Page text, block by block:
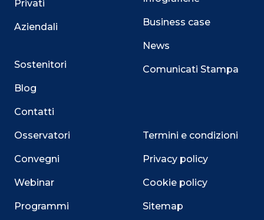
Privati
Aziendali
Sostenitori
Blog
Contatti
Osservatori
Convegni
Webinar
Programmi
Business case
News
Comunicati Stampa
Termini e condizioni
Privacy policy
Cookie policy
Sitemap